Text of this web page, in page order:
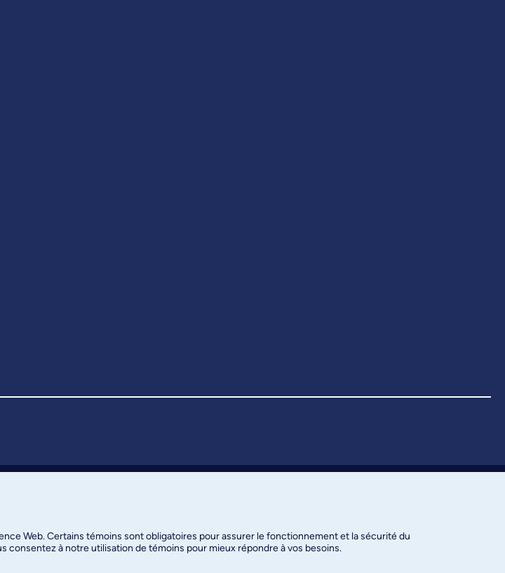
Web. Certains témoins sont obligatoires pour assurer le fonctionnement et la sécurité du
consentez à notre utilisation de témoins pour mieux répondre à vos besoins.